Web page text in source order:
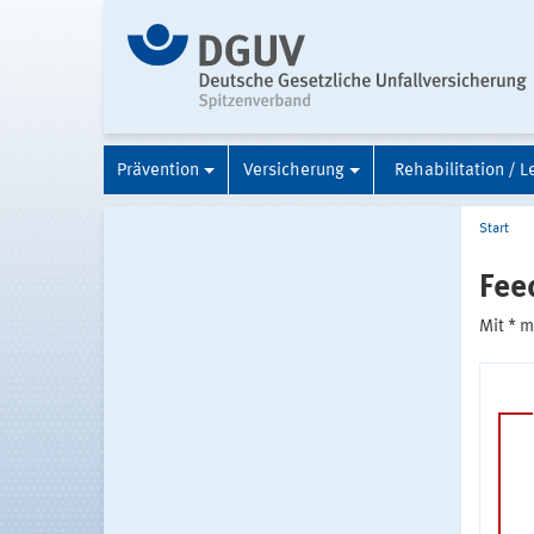
Prävention Versicherung Rehabilitation /
Start
Mit *